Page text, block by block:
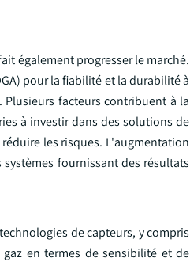
également progresser le marché.
pour la fiabilité et la durabilité à
facteurs contribuent à la
à investir dans des solutions de
les risques. L'augmentation
fournissant des résultats
de capteurs, y compris
en termes de sensibilité et de